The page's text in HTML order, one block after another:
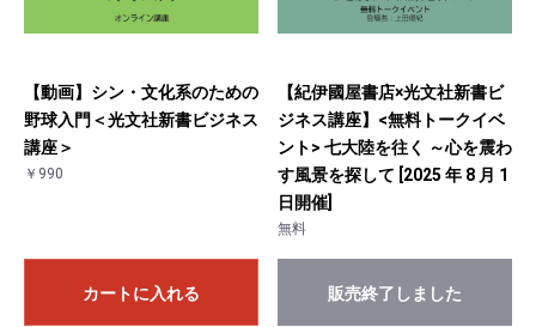
【動画】シン・文化系のための
野球入門＜光文社新書ビジネス
講座＞
￥990
カートに入れる
【紀伊國屋書店×光文社新書ビ
ジネス講座】<無料トークイベ
ント> 七大陸を往く ～心を震わ
す風景を探して [2025 年 8 月 1
日開催]
無料
販売終了しました